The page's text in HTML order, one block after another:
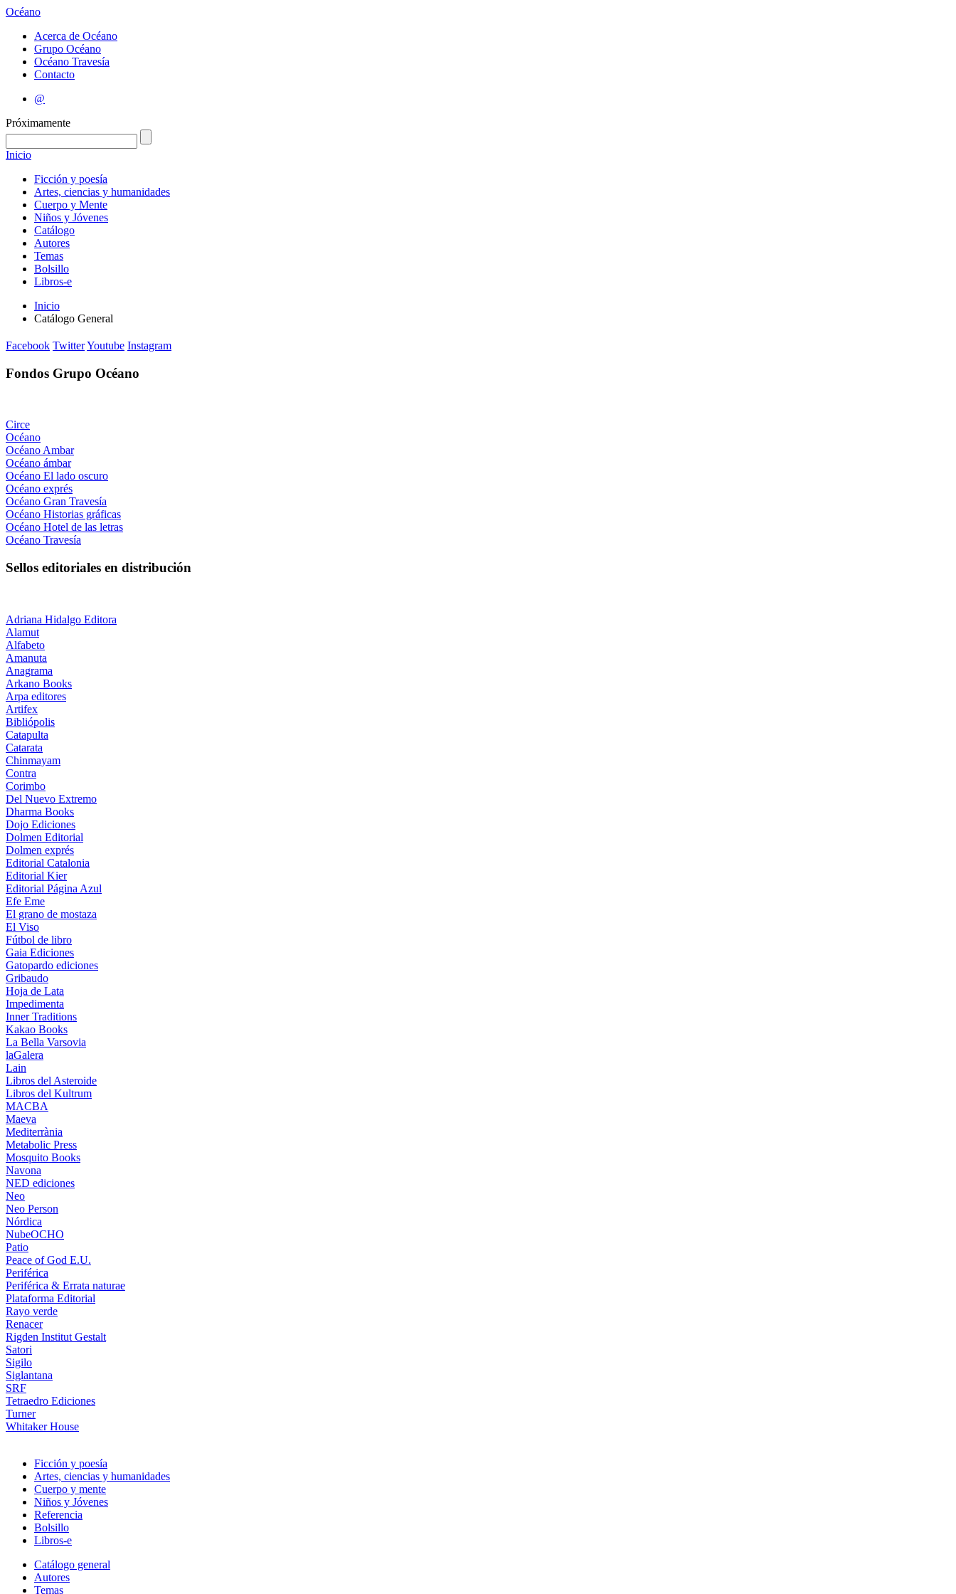
Océano
Acerca de Océano
Grupo Océano
Océano Travesía
Contacto
@
Próximamente
Inicio
Ficción y poesía
Artes, ciencias y humanidades
Cuerpo y Mente
Niños y Jóvenes
Catálogo
Autores
Temas
Bolsillo
Libros-e
Inicio
Catálogo General
Facebook TwitterYoutube Instagram
Fondos Grupo Océano
Circe
Océano
Océano Ambar
Océano ámbar
Océano El lado oscuro
Océano exprés
Océano Gran Travesía
Océano Historias gráficas
Océano Hotel de las letras
Océano Travesía
Sellos editoriales en distribución
Adriana Hidalgo Editora
Alamut
Alfabeto
Amanuta
Anagrama
Arkano Books
Arpa editores
Artifex
Bibliópolis
Catapulta
Catarata
Chinmayam
Contra
Corimbo
Del Nuevo Extremo
Dharma Books
Dojo Ediciones
Dolmen Editorial
Dolmen exprés
Editorial Catalonia
Editorial Kier
Editorial Página Azul
Efe Eme
El grano de mostaza
El Viso
Fútbol de libro
Gaia Ediciones
Gatopardo ediciones
Gribaudo
Hoja de Lata
Impedimenta
Inner Traditions
Kakao Books
La Bella Varsovia
laGalera
Lain
Libros del Asteroide
Libros del Kultrum
MACBA
Maeva
Mediterrània
Metabolic Press
Mosquito Books
Navona
NED ediciones
Neo
Neo Person
Nórdica
NubeOCHO
Patio
Peace of God E.U.
Periférica
Periférica & Errata naturae
Plataforma Editorial
Rayo verde
Renacer
Rigden Institut Gestalt
Satori
Sigilo
Siglantana
SRF
Tetraedro Ediciones
Turner
Whitaker House
Ficción y poesía
Artes, ciencias y humanidades
Cuerpo y mente
Niños y Jóvenes
Referencia
Bolsillo
Libros-e
Catálogo general
Autores
Temas